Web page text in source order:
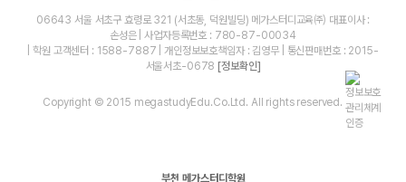
06643 서울 서초구 효령로 321 (서초동, 덕원빌딩) 메가스터디교육㈜ 대표이사 :
손성은 | 사업자등록번호 : 780-87-00034
| 학원 고객센터 : 1588-7887 | 개인정보보호책임자 : 김영무 | 통신판매번호 : 2015-
서울서초-0678 [정보확인]
Copyright © 2015 megastudyEdu.Co.Ltd. All rights reserved.
부천 메가스터디학원